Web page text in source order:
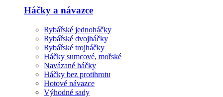
Háčky a návazce
Rybářské jednoháčky
Rybářské dvojháčky
Rybářské trojháčky
Háčky sumcové, mořské
Navázané háčky
Háčky bez protihrotu
Hotové návazce
Výhodné sady